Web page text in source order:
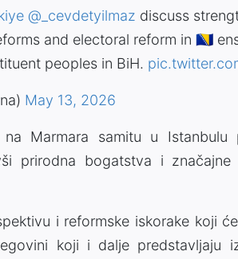
@_cevdetyilmaz discuss
and electoral reform in 🇧🇦
peoples in BiH.
May 13, 2026
Marmara samitu u Istanbulu
prirodna bogatstva i značajne
i reformske iskorake koji
koji i dalje predstavljaju